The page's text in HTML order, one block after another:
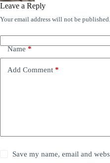
Leave a Reply
Your email address will not be published.
Name *
Add Comment *
Save my name, email and